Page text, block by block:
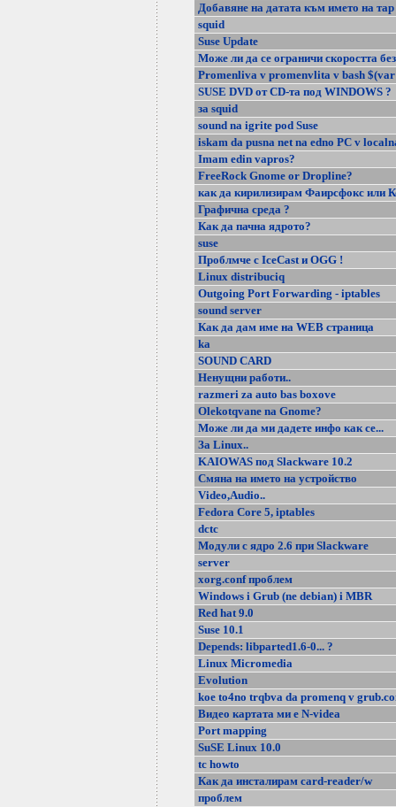
Добавяне на датата към името на
squid
Suse Update
Може ли да се ограничи скоростта
Promenliva v promenvlita v bash
SUSE DVD от CD-та под WINDOWS ?
за squid
sound na igrite pod Suse
iskam da pusna net na edno PC v
Imam edin vapros?
FreeRock Gnome or Dropline?
как да кирилизирам Фаирсфокс или
Графична среда ?
Как да пачна ядрото?
suse
Проблмче с IceCast и OGG !
Linux distribuciq
Outgoing Port Forwarding - iptables
sound server
Как да дам име на WEB страница
ka
SOUND CARD
Ненущни работи..
razmeri za auto bas boxove
Olekotqvane na Gnome?
Може ли да ми дадете инфо как се...
За Linux..
KAIOWAS под Slackware 10.2
Смяна на името на устройство
Video,Audio..
Fedora Core 5, iptables
dctc
Модули с ядро 2.6 при Slackware
server
xorg.conf проблем
Windows i Grub (ne debian) i MBR
Red hat 9.0
Suse 10.1
Depends: libparted1.6-0... ?
Linux Micromedia
Evolution
koe to4no trqbva da promenq v
Видео картата ми е N-videa
Port mapping
SuSE Linux 10.0
tc howto
Как да инсталирам card-reader/w
проблем